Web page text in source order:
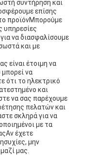
συντήρηση και
επίσης
προϊόνΜπορούμε
υπηρεσίες
να διασφαλίσουμε
και με
είναι έτοιμη να
να
ότι το ηλεκτρικό
και
να σας παρέχουμε
πελατών και
σκληρά για να
με τα
έχετε
μην
μας.